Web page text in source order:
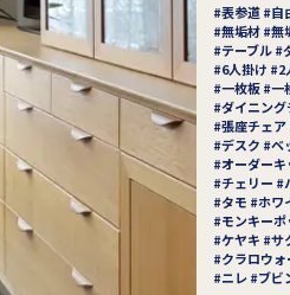
表参道 自
無垢材 無
テーブル
6人掛け
2
一枚板 一
ダイニン
張座チェア
デスク
ベ
オーダー
チェリー
タモ
ホワ
モンキーポ
ケヤキ
サ
クラロウ
ニレ
ブビ